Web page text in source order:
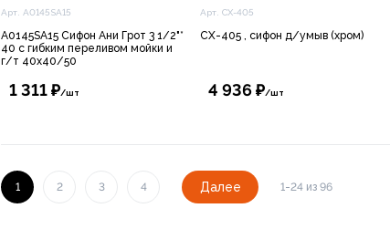
Арт. A0145SA15
A0145SA15 Сифон Ани Грот 3 1/2"*
40 с гибким переливом мойки и
г/т 40х40/50
1 311 ₽/шт
Арт. СХ-405
СХ-405 , сифон д/умыв (хром)
4 936 ₽/шт
1 2 3 4 Далее 1-24 из 96